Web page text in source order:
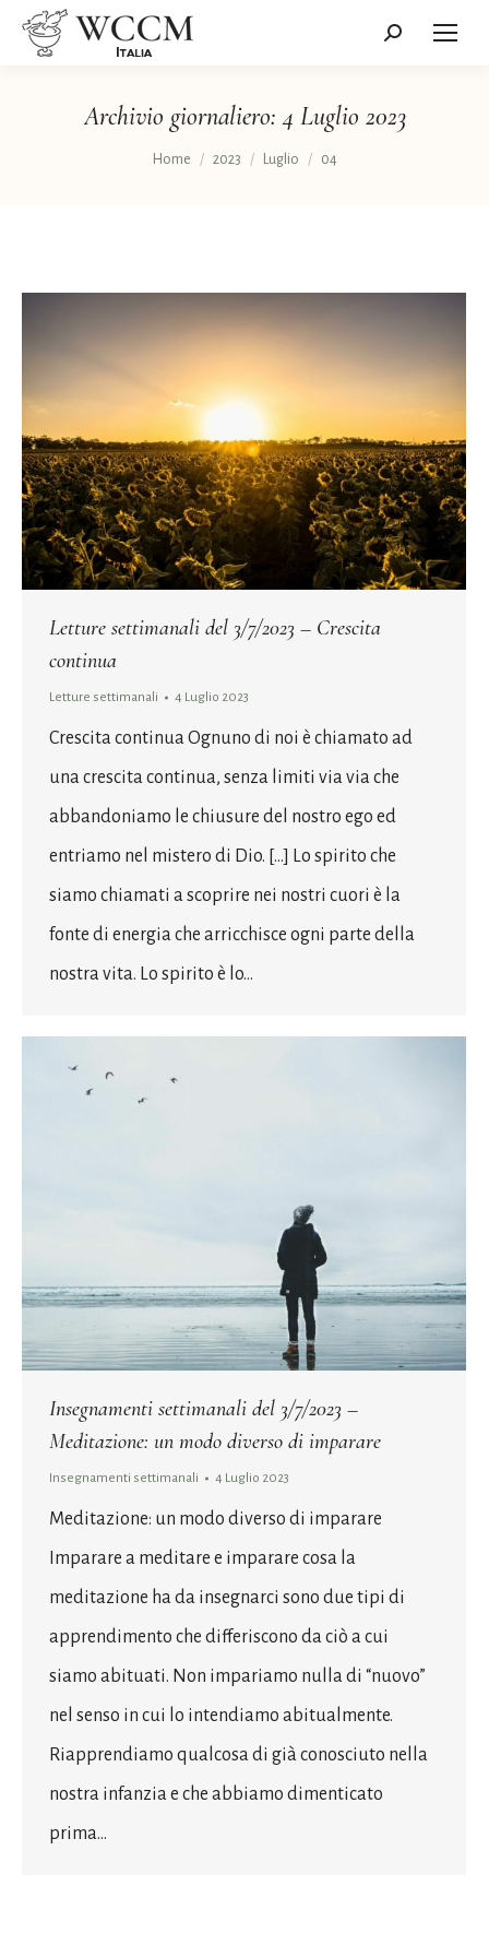
Cerca:
Archivio giornaliero:4 Luglio 2023
Tu sei qui:
Home 2023 Luglio 04
Letture settimanali del 3/7/2023 – Crescita
continua
Letture settimanali 4 Luglio 2023
Crescita continua Ognuno di noi è chiamato ad
una crescita continua, senza limiti via via che
abbandoniamo le chiusure del nostro ego ed
entriamo nel mistero di Dio. […] Lo spirito che
siamo chiamati a scoprire nei nostri cuori è la
fonte di energia che arricchisce ogni parte della
nostra vita. Lo spirito è lo…
Insegnamenti settimanali del 3/7/2023 –
Meditazione: un modo diverso di imparare
Insegnamenti settimanali 4 Luglio 2023
Meditazione: un modo diverso di imparare
Imparare a meditare e imparare cosa la
meditazione ha da insegnarci sono due tipi di
apprendimento che differiscono da ciò a cui
siamo abituati. Non impariamo nulla di “nuovo”
nel senso in cui lo intendiamo abitualmente.
Riapprendiamo qualcosa di già conosciuto nella
nostra infanzia e che abbiamo dimenticato
prima…